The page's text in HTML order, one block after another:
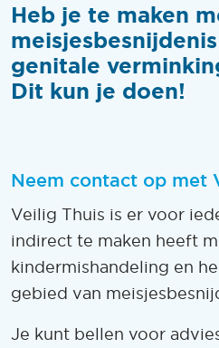
Heb je te maken
genitale
Dit kun je doen!
Neem contact op met
Veilig Thuis is er voor
indirect te maken heeft
kindermishandeling en
gebied van
Je kunt bellen voor